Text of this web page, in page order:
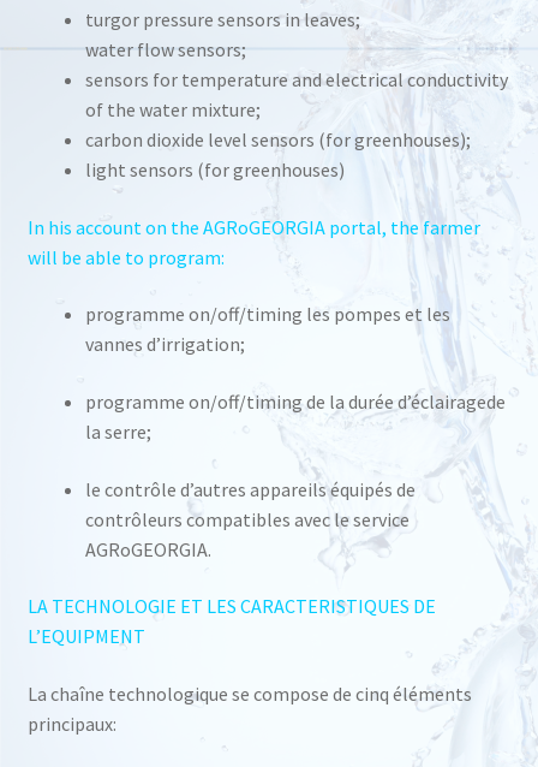
turgor pressure sensors in leaves;
water flow sensors;
sensors for temperature and electrical conductivity
of the water mixture;
carbon dioxide level sensors (for greenhouses);
light sensors (for greenhouses)
In his account on the AGRoGEORGIA portal, the farmer
will be able to program:
programme on/off/timing les pompes et les
vannes d’irrigation;
programme on/off/timing de la durée d’éclairagede
la serre;
le contrôle d’autres appareils équipés de
contrôleurs compatibles avec le service
AGRoGEORGIA.
LA TECHNOLOGIE ET LES CARACTERISTIQUES DE
L’EQUIPMENT
La chaîne technologique se compose de cinq éléments
principaux: